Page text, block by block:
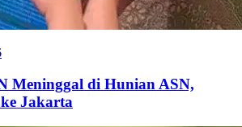
Meninggal di Hunian ASN,
Jakarta